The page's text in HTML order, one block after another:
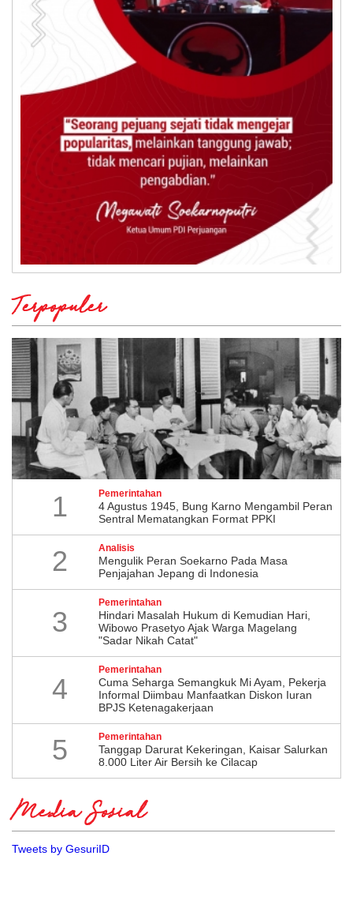
Terpopuler
1 Pemerintahan
4 Agustus 1945, Bung Karno Mengambil Peran
Sentral Mematangkan Format PPKI
2 Analisis
Mengulik Peran Soekarno Pada Masa
Penjajahan Jepang di Indonesia
3
Pemerintahan
Hindari Masalah Hukum di Kemudian Hari,
Wibowo Prasetyo Ajak Warga Magelang
"Sadar Nikah Catat"
4
Pemerintahan
Cuma Seharga Semangkuk Mi Ayam, Pekerja
Informal Diimbau Manfaatkan Diskon Iuran
BPJS Ketenagakerjaan
5 Pemerintahan
Tanggap Darurat Kekeringan, Kaisar Salurkan
8.000 Liter Air Bersih ke Cilacap
Media Sosial
Tweets by GesuriID